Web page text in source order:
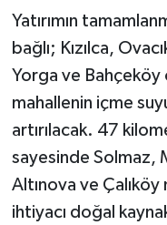
Yatırımın
bağlı; Kızılca,
Yorga ve
mahallenin içme
artırılacak. 47
sayesinde Solmaz,
Altınova ve
ihtiyacı doğal